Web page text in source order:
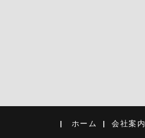
ホーム 会社案内